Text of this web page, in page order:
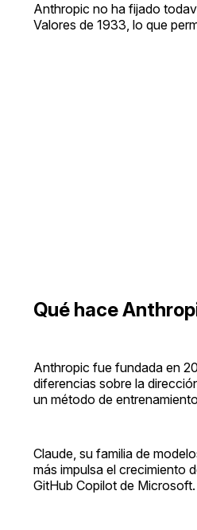
Anthropic no ha fijado
Valores de 1933, lo que
Qué hace
Anthropic fue fundada en
diferencias sobre la
un método de
Claude, su familia de
más impulsa el crecimiento
GitHub Copilot de